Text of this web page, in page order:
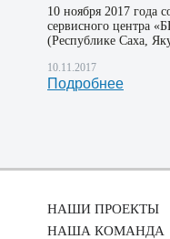
10 ноября 2017 года
сервисного центра
(Республике Саха,
10.11.2017
Подробнее
НАШИ ПРОЕКТЫ
НАША КОМАНДА